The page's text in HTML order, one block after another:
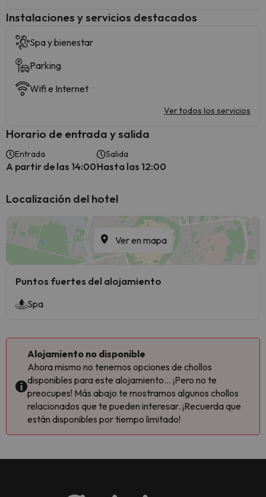
Instalaciones y servicios destacados
Spa y bienestar
Parking
Wifi e Internet
Ver todos los servicios
Horario de entrada y salida
Entrada
A partir de las 14:00
Salida
Hasta las 12:00
Localización del hotel
Ver en mapa
Puntos fuertes del alojamiento
Spa
Alojamiento no disponible
Ahora mismo no tenemos opciones de chollos
disponibles para este alojamiento... ¡Pero no te
preocupes! Más abajo te mostramos algunos chollos
relacionados que te pueden interesar. ¡Recuerda que
están disponibles por tiempo limitado!